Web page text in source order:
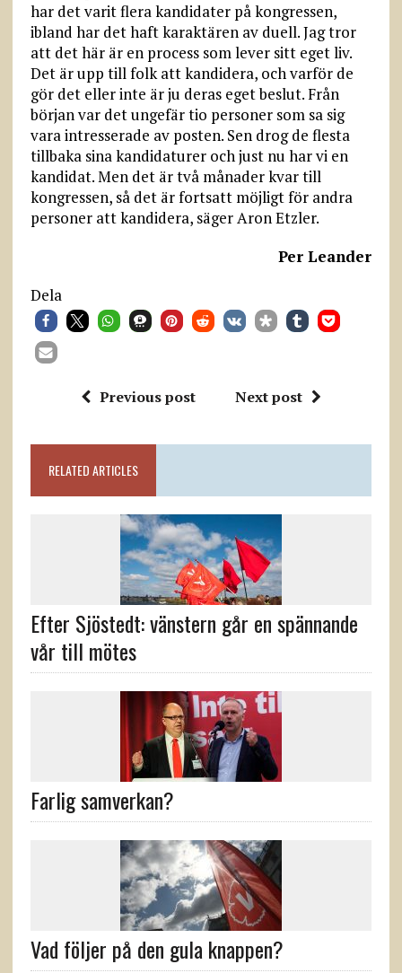
har det varit flera kandidater på kongressen,
ibland har det haft karaktären av duell. Jag tror
att det här är en process som lever sitt eget liv.
Det är upp till folk att kandidera, och varför de
gör det eller inte är ju deras eget beslut. Från
början var det ungefär tio personer som sa sig
vara intresserade av posten. Sen drog de flesta
tillbaka sina kandidaturer och just nu har vi en
kandidat. Men det är två månader kvar till
kongressen, så det är fortsatt möjligt för andra
personer att kandidera, säger Aron Etzler.
Per Leander
Dela
Previous post Next post
RELATED ARTICLES
Efter Sjöstedt: vänstern går en spännande
vår till mötes
Farlig samverkan?
Vad följer på den gula knappen?